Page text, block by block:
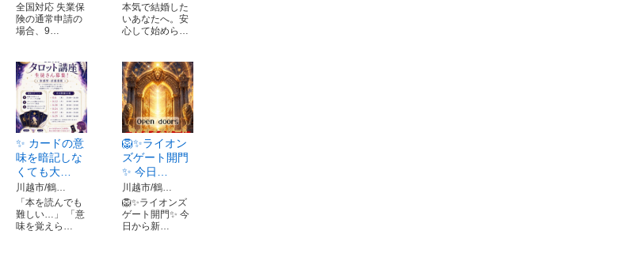
全国対応 失業保
険の通常申請の
場合、9…
本気で結婚した
いあなたへ。安
心して始めら…
✨ カードの意
味を暗記しな
くても大…
川越市/鶴…
「本を読んでも
難しい…」 「意
味を覚えら…
🦁✨ライオン
ズゲート開門
✨ 今日…
川越市/鶴…
🦁✨ライオンズ
ゲート開門✨ 今
日から新…